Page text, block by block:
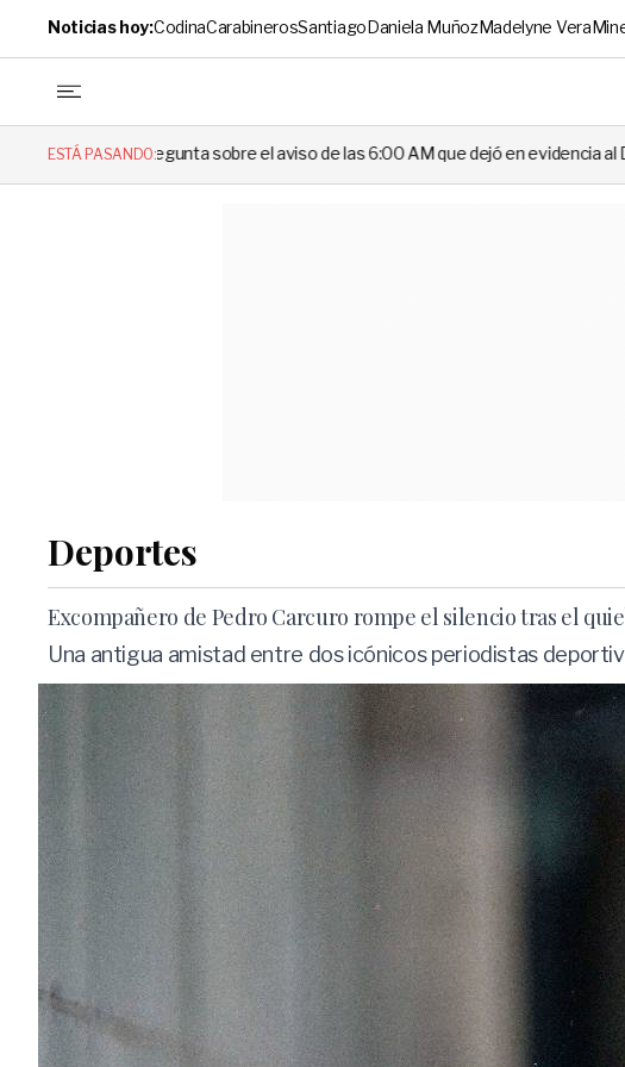
Noticias hoy:CodinaCarabinerosSantiagoDaniela MuñozMadelyne Vera
ESTÁ PASANDO:
sobre el aviso de las 6:00 AM que dejó en evidencia al Delegado
Deportes
Excompañero de Pedro Carcuro rompe el silencio tras el
Una antigua amistad entre dos icónicos periodistas